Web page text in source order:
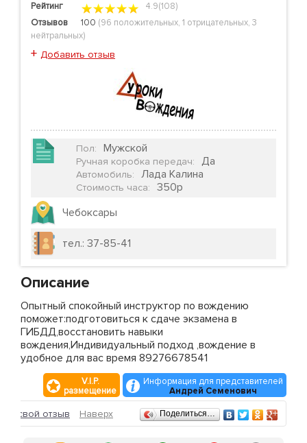
Рейтинг
4.9(108)
Отзывов
100 (96 положительных, 1 отрицательных, 3
нейтральных)
+ Добавить отзыв
Пол: Мужской
Ручная коробка передач: Да
Автомобиль: Лада Калина
Стоимость часа:
350р
Чебоксары
тел.: 37-85-41
Описание
Опытный спокойный инструктор по вождению
поможет:подготовиться к сдаче экзамена в
ГИБДД,восстановить навыки
вождения,Индивидуальный подход ,вождение в
удобное для вас время 89276678541
V.I.P.
размещение
Информация для представителей
Андрей Семенович
Отзывы
свой отзыв Наверх Поделиться…